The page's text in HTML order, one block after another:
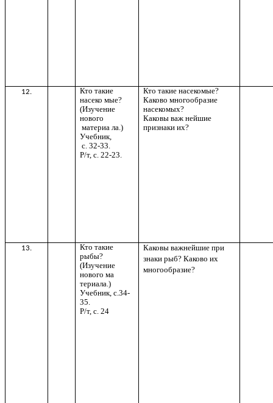
12.
Кто такие
насеко мые?
(Изучение
нового
материа ла.)
Учебник,
с. 32-33.
Р/т, с. 22-23.
Кто такие насекомые?
Каково многообразие
насекомых?
Каковы важ нейшие
признаки их?
13.
Кто такие
рыбы?
(Изучение
нового ма
териала.)
Учебник, с.34-
35.
Р/т, с. 24
Каковы важнейшие при
знаки рыб? Каково их
многообразие?